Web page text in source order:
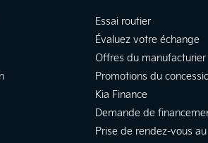
Essai routier
Évaluez votre échange
Offres du manufacturier
Promotions du
Kia Finance
Demande de
Prise de rendez-vous